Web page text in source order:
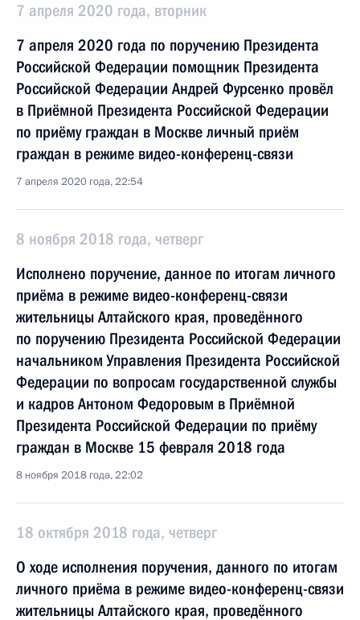
7 апреля 2020 года, вторник
7 апреля 2020 года по поручению Президента
Российской Федерации помощник Президента
Российской Федерации Андрей Фурсенко провёл
в Приёмной Президента Российской Федерации
по приёму граждан в Москве личный приём
граждан в режиме видео-конференц-связи
7 апреля 2020 года, 22:54
8 ноября 2018 года, четверг
Исполнено поручение, данное по итогам личного
приёма в режиме видео-конференц-связи
жительницы Алтайского края, проведённого
по поручению Президента Российской Федерации
начальником Управления Президента Российской
Федерации по вопросам государственной службы
и кадров Антоном Федоровым в Приёмной
Президента Российской Федерации по приёму
граждан в Москве 15 февраля 2018 года
8 ноября 2018 года, 22:02
18 октября 2018 года, четверг
О ходе исполнения поручения, данного по итогам
личного приёма в режиме видео-конференц-связи
жительницы Алтайского края, проведённого